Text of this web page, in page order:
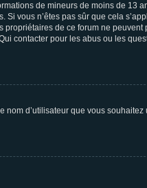
de mineurs de moins de 13
vous n’êtes pas sûr que cela
de ce forum ne peuvent
contacter pour les abus ou les
nom d’utilisateur que vous souhaitez